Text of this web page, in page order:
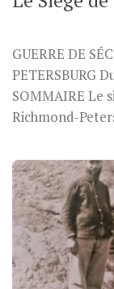
GUERRE DE
PETERSBURG
SOMMAIRE Le
Richmond-